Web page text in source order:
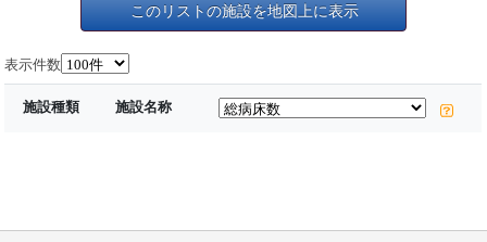
このリストの施設を地図上に表示
表示件数
施設種類 施設名称